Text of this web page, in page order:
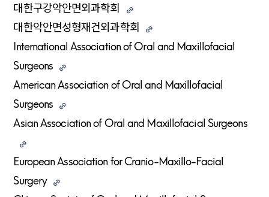
대한구강악안면외과학회
대한악안면성형재건외과학회
International Association of Oral and Maxillofacial
Surgeons
American Association of Oral and Maxillofacial
Surgeons
Asian Association of Oral and Maxillofacial Surgeons
European Association for Cranio-Maxillo-Facial
Surgery